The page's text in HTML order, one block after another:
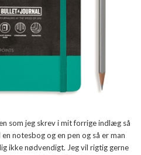
som jeg skrev i mit forrige indlæg så
notesbog og en pen og så er man
ikke nødvendigt. Jeg vil rigtig gerne